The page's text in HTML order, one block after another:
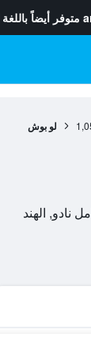
متوفر أيضاً باللغة
لو بوش